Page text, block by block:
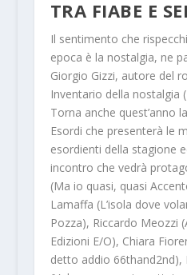
TRA FIABE E
Il sentimento che
epoca è la nostalgia, ne
Giorgio Gizzi, autore del
Inventario della nostalgia
Torna anche quest’anno
Esordi che presenterà le
esordienti della stagione
incontro che vedrà
(Ma io quasi, quasi
Lamaffa (L’isola dove
Pozza), Riccardo Meozzi (
Edizioni E/O), Chiara
detto addio 66thand2nd),